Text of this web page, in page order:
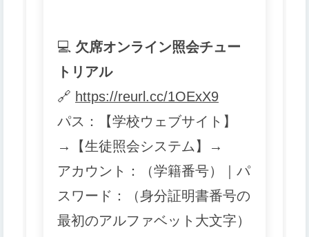
💻 欠席オンライン照会チュー
トリアル
🔗 https://reurl.cc/1OExX9
パス：【学校ウェブサイト】
→【生徒照会システム】→
アカウント：（学籍番号）｜パ
スワード：（身分証明書番号の
最初のアルファベット大文字）